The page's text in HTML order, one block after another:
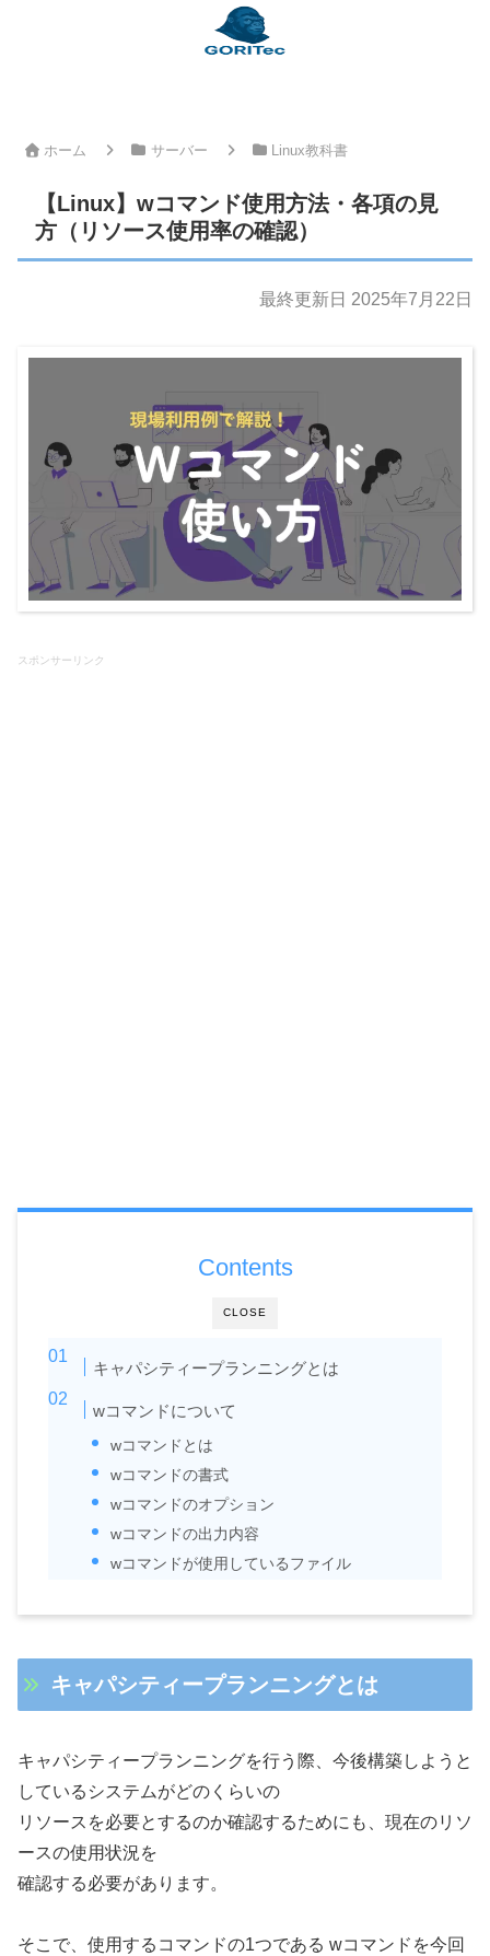
ホーム サーバー Linux教科書
【Linux】wコマンド使用方法・各項の見
方（リソース使用率の確認）
最終更新日 2025年7月22日
スポンサーリンク
CLOSE
Contents
キャパシティープランニングとは
wコマンドについて
wコマンドとは
wコマンドの書式
wコマンドのオプション
wコマンドの出力内容
wコマンドが使用しているファイル
キャパシティープランニングとは
キャパシティープランニングを行う際、今後構築しようと
しているシステムがどのくらいの
リソースを必要とするのか確認するためにも、現在のリソ
ースの使用状況を
確認する必要があります。
そこで、使用するコマンドの1つである wコマンドを今回